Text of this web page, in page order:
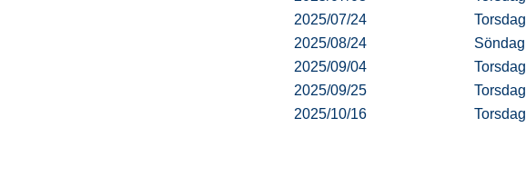
2025/07/24
Torsdag
2025/08/24
Söndag
2025/09/04
Torsdag
2025/09/25
Torsdag
2025/10/16
Torsdag